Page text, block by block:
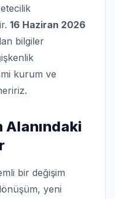
16 Haziran 2026
bilgiler
kurum ve
Alanındaki
bir değişim
yeni